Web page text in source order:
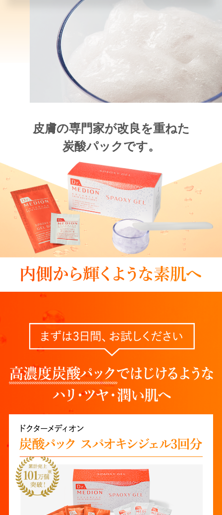
皮膚の専門家が改良を重ねた
炭酸パックです。